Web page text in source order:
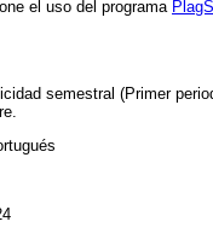
el uso del programa
semestral (Primer